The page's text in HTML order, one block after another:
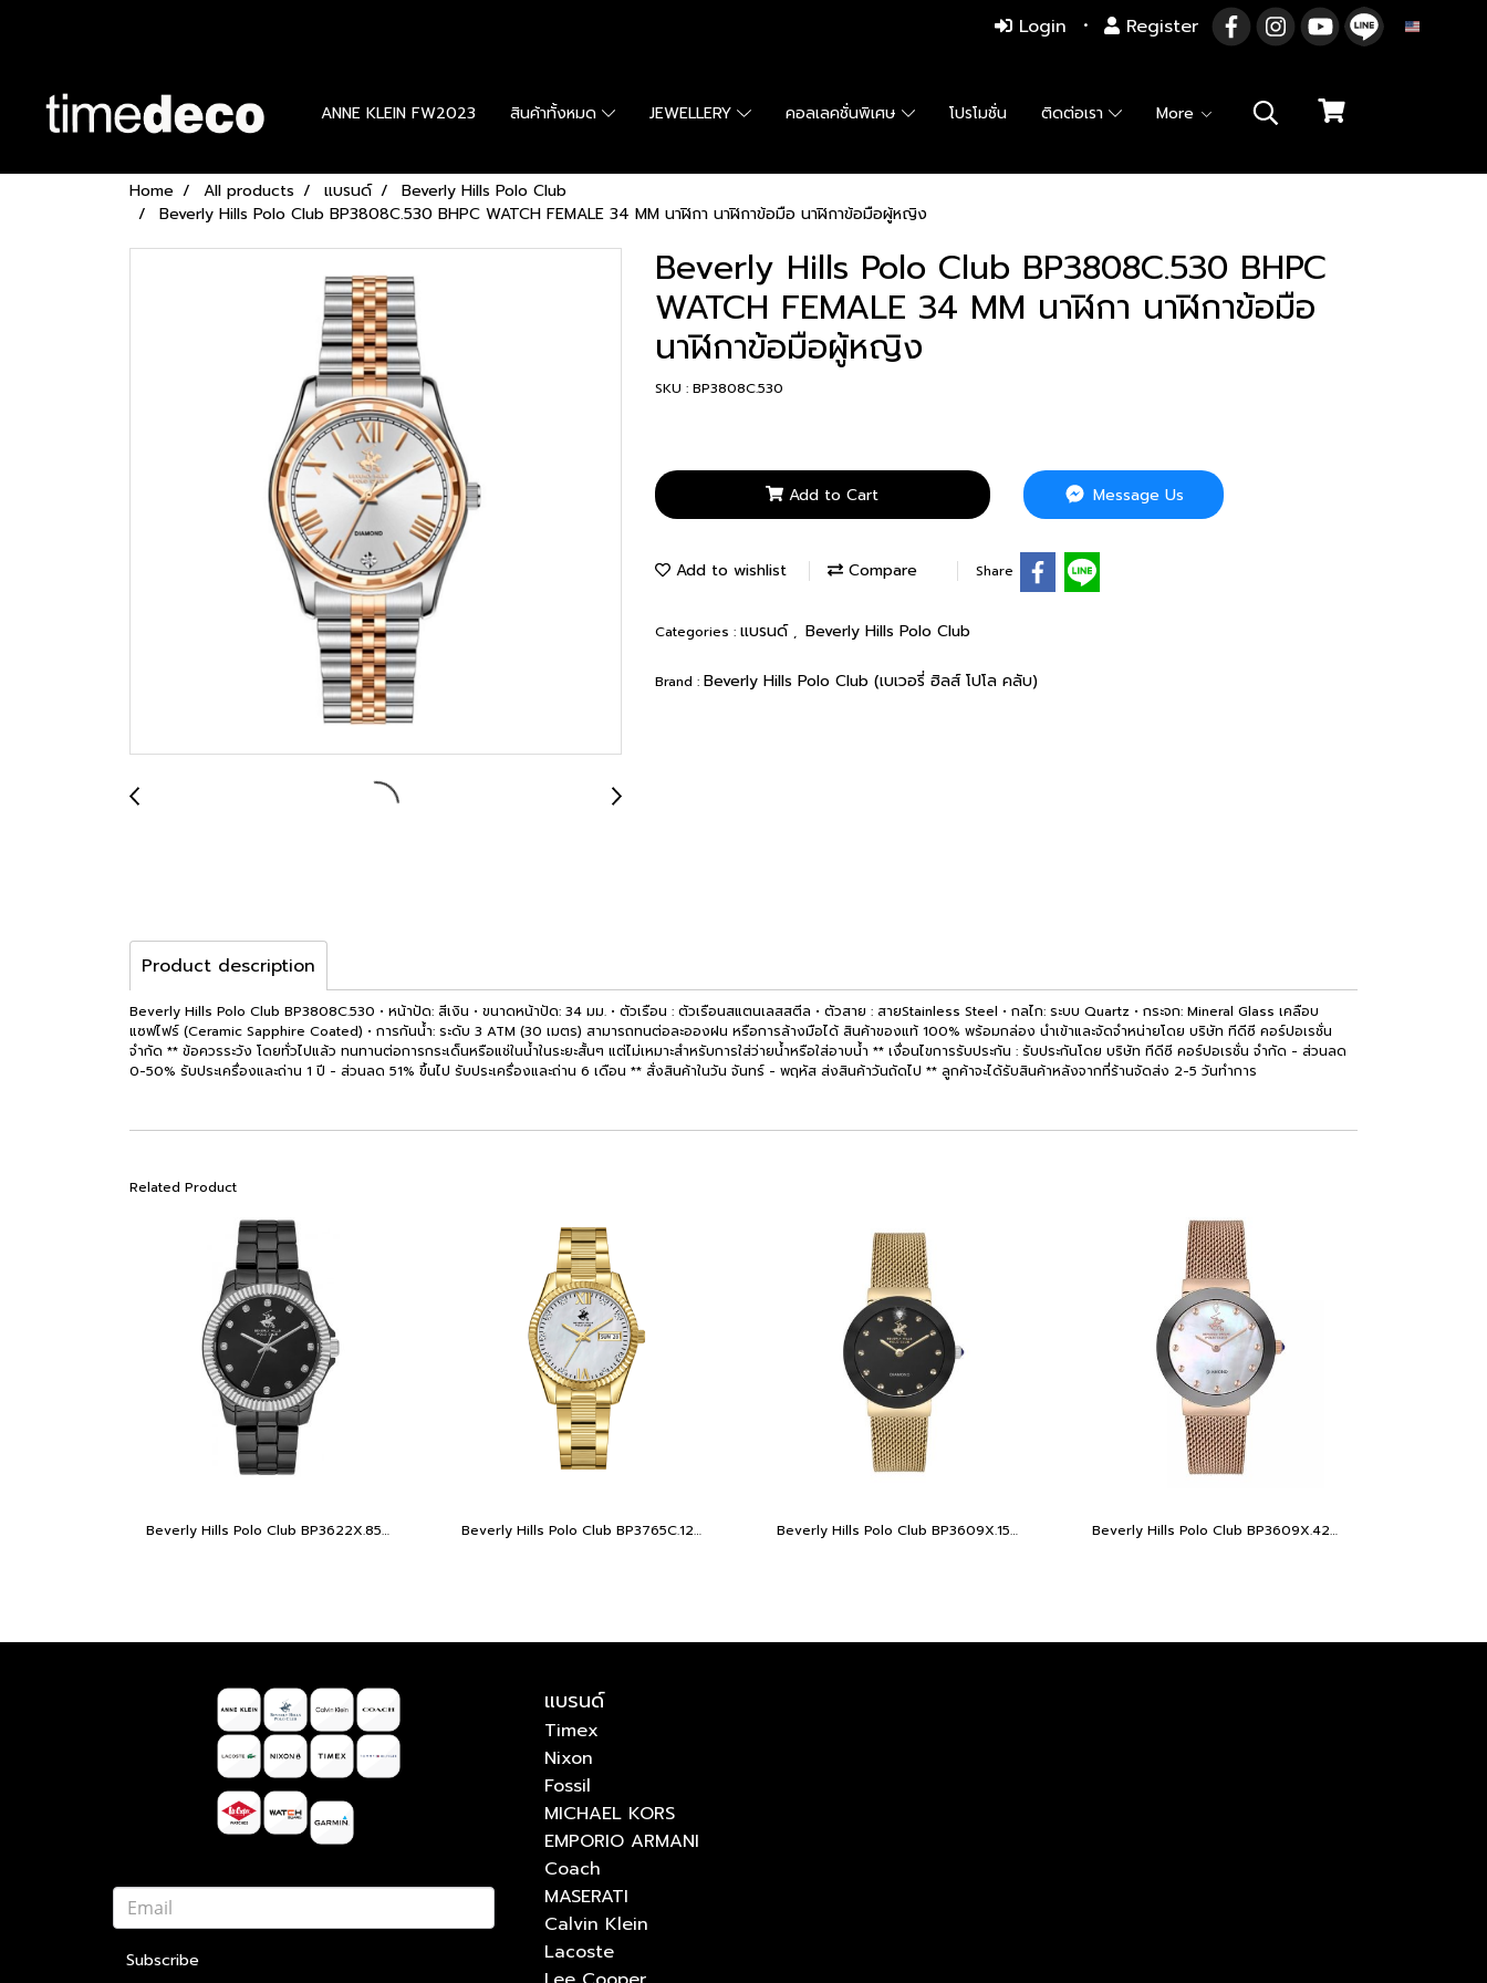
Login Register
ANNE KLEIN FW2023 สินค้าทั้งหมด JEWELLERY คอลเลคชั่นพิเศษ โปรโมชั่น ติดต่อเรา More
Home All products แบรนด์
Beverly Hills Polo Club
Beverly Hills Polo Club BP3808C.530 BHPC WATCH FEMALE 34 MM นาฬิกา นาฬิกาข้อมือ นาฬิกาข้อมือผู้หญิง
Beverly Hills Polo Club BP3808C.530 BHPC
WATCH FEMALE 34 MM นาฬิกา นาฬิกาข้อมือ
นาฬิกาข้อมือผู้หญิง
SKU : BP3808C.530
Add to Cart Message Us
Add to wishlist Compare Share
Categories : แบรนด์ , Beverly Hills Polo Club
Brand : Beverly Hills Polo Club (เบเวอรี่ ฮิลส์ โปโล คลับ)
Product description
Beverly Hills Polo Club BP3808C.530 • หน้าปัด: สีเงิน • ขนาดหน้าปัด: 34 มม. • ตัวเรือน : ตัวเรือนสแตนเลสสตีล • ตัวสาย : สายStainless Steel • กลไก: ระบบ Quartz • กระจก: Mineral Glass เคลือบ
แซฟไฟร์ (Ceramic Sapphire Coated) • การกันน้ำ: ระดับ 3 ATM (30 เมตร) สามารถทนต่อละอองฝน หรือการล้างมือได้ สินค้าของแท้ 100% พร้อมกล่อง นำเข้าและจัดจำหน่ายโดย บริษัท ทีดีซี คอร์ปอเรชั่น
จำกัด ** ข้อควรระวัง โดยทั่วไปแล้ว ทนทานต่อการกระเด็นหรือแช่ในน้ำในระยะสั้นๆ แต่ไม่เหมาะสำหรับการใส่ว่ายน้ำหรือใส่อาบน้ำ ** เงื่อนไขการรับประกัน : รับประกันโดย บริษัท ทีดีซี คอร์ปอเรชั่น จำกัด - ส่วนลด
0-50% รับประเครื่องและถ่าน 1 ปี - ส่วนลด 51% ขึ้นไป รับประเครื่องและถ่าน 6 เดือน ** สั่งสินค้าในวัน จันทร์ - พฤหัส ส่งสินค้าวันถัดไป ** ลูกค้าจะได้รับสินค้าหลังจากที่ร้านจัดส่ง 2-5 วันทำการ
Related Product
Beverly Hills Polo Club BP3622X.850 นาฬิกาข้อมือผู้หญิง สีดำ Beverly Hills Polo Club BP3765C.120 FEMALE 32 MM. นาฬิกา นาฬิกาข้อมือ นาฬิกาข้อมือผู้หญิง Beverly Hills Polo Club BP3609X.150 นาฬิกาข้อมือผู้หญิง สีทอง Beverly Hills Polo Club BP3609X.420 นาฬิกาข้อมือผู้หญิง สี Rose Gold
Subscribe
แบรนด์
Timex
Nixon
Fossil
MICHAEL KORS
EMPORIO ARMANI
Coach
MASERATI
Calvin Klein
Lacoste